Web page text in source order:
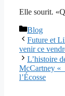
Elle sourit.
Catégories
Blog
Future et
venir ce
L’histoire
McCartney «
l’Écosse